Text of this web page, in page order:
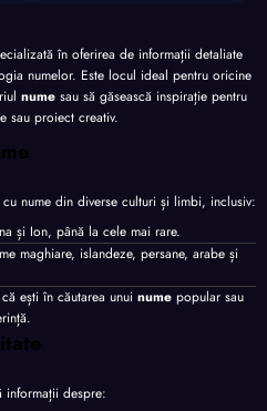
în oferirea de informații detaliate
numelor. Este locul ideal pentru oricine
nume sau să găsească inspirație pentru
sau proiect creativ.
nume din diverse culturi și limbi, inclusiv:
și Ion, până la cele mai rare.
maghiare, islandeze, persane, arabe și
ești în căutarea unui nume popular sau
informații despre: